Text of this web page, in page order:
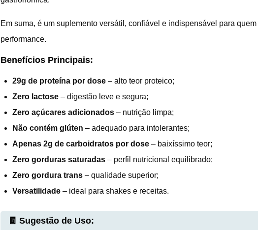
Em suma, é um suplemento versátil, confiável e indispensável para
performance.
Benefícios Principais:
29g de proteína por dose – alto teor proteico;
Zero lactose – digestão leve e segura;
Zero açúcares adicionados – nutrição limpa;
Não contém glúten – adequado para intolerantes;
Apenas 2g de carboidratos por dose – baixíssimo teor;
Zero gorduras saturadas – perfil nutricional equilibrado;
Zero gordura trans – qualidade superior;
Versatilidade – ideal para shakes e receitas.
🧾 Sugestão de Uso: